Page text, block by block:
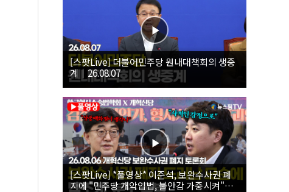
[스팟Live] 더불어민주당 원내대책회의 생중
계｜26.08.07
[스팟Live] *풀영상* 이준석, 보완수사권 폐
지에 "민주당 개악입법, 불안감 가중시켜"｜